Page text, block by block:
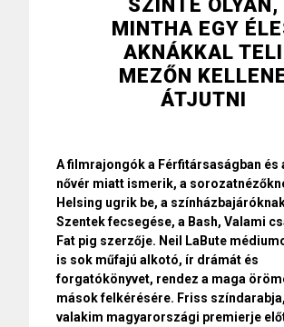
SZINTE OLYAN,
MINTHA EGY
AKNÁKKAL TELI
MEZŐN
ÁTJUTNI
A filmrajongók a Férfitársaságban és
nővér miatt ismerik, a
Helsing ugrik be, a
Szentek fecsegése, a Bash, Valami
Fat pig szerzője. Neil LaBute
is sok műfajú alkotó, ír drámát és
forgatókönyvet, rendez a maga
mások felkérésére. Friss
valakim magyarországi premierje